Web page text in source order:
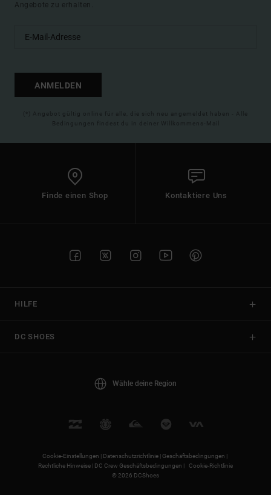
Angebote zu erhalten.
ANMELDEN
(*) Angebot gültig online für alle, die sich neu angemeldet haben - Alle
Bedingungen findest du in deiner Willkommens-Mail
Finde einen Shop Kontaktiere Uns
HILFE
DC SHOES
Wähle deine Region
Cookie-Einstellungen | Datenschutzrichtlinie |Geschäftsbedingungen |
Rechtliche Hinweise | DC Crew Geschäftsbedingungen |
Cookie-Richtlinie
© 2026 DCShoes